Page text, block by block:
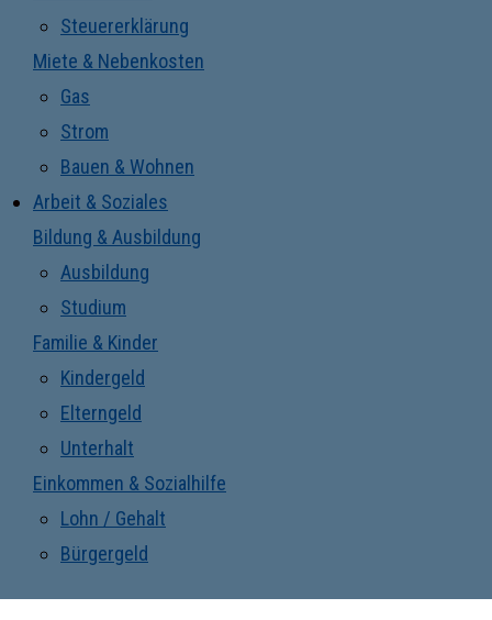
Steuererklärung
Miete & Nebenkosten
Gas
Strom
Bauen & Wohnen
Arbeit & Soziales
Bildung & Ausbildung
Ausbildung
Studium
Familie & Kinder
Kindergeld
Elterngeld
Unterhalt
Einkommen & Sozialhilfe
Lohn / Gehalt
Bürgergeld